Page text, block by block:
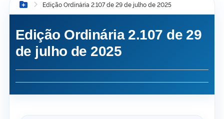
Botão Menu
Edição Ordinária 2.107 de 29 de julho de 2025
Edição Ordinária 2.107 de 29
de julho de 2025